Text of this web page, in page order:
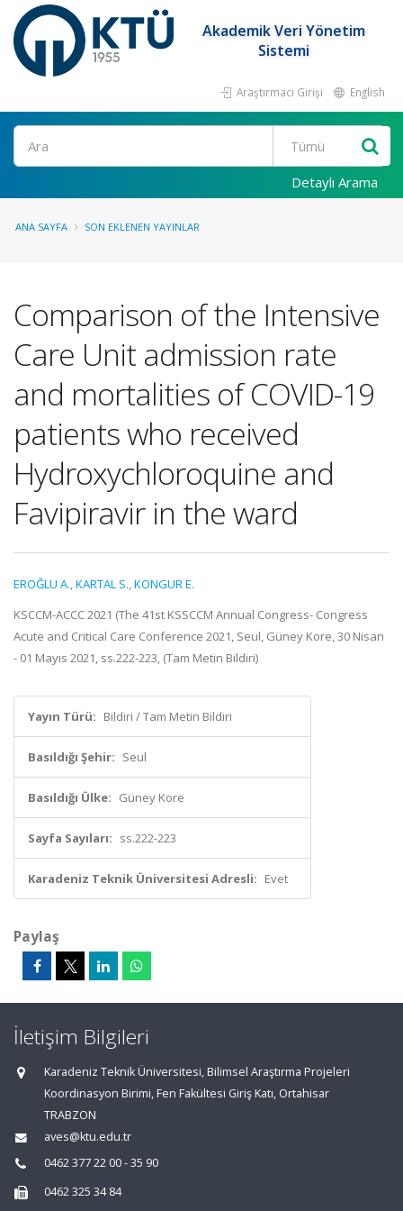
Akademik Veri Yönetim
Sistemi
Araştırmacı Girişi English
Ara
Detaylı Arama
ANA SAYFA SON EKLENEN YAYINLAR
Comparison of the Intensive
Care Unit admission rate
and mortalities of COVID-19
patients who received
Hydroxychloroquine and
Favipiravir in the ward
EROĞLU A.,KARTAL S.,KONGUR E.
KSCCM-ACCC 2021 (The 41st KSSCCM Annual Congress- Congress
Acute and Critical Care Conference 2021, Seul, Güney Kore, 30 Nisan
- 01 Mayıs 2021, ss.222-223, (Tam Metin Bildiri)
Yayın Türü: Bildiri / Tam Metin Bildiri
Basıldığı Şehir: Seul
Basıldığı Ülke: Güney Kore
Sayfa Sayıları: ss.222-223
Karadeniz Teknik Üniversitesi Adresli: Evet
Paylaş
İletişim Bilgileri
Karadeniz Teknik Üniversitesi, Bilimsel Araştırma Projeleri
Koordinasyon Birimi, Fen Fakültesi Giriş Katı, Ortahisar
TRABZON
aves@ktu.edu.tr
0462 377 22 00 - 35 90
0462 325 34 84